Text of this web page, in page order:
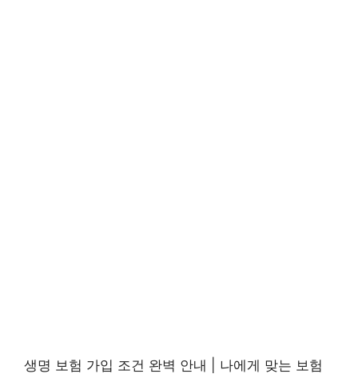
생명 보험 가입 조건 완벽 안내 | 나에게 맞는 보험